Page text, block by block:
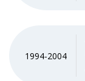
1994-2004